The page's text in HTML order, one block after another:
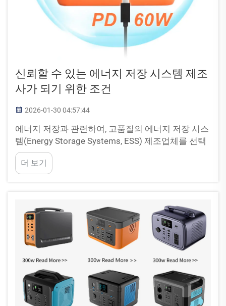
신뢰할 수 있는 에너지 저장 시스템 제조
사가 되기 위한 조건
2026-01-30 04:57:44
에너지 저장과 관련하여, 고품질의 에너지 저장 시스
템(Energy Storage Systems, ESS) 제조업체를 선택
해야 합니다. PUFA는 이 분야에서 많은 고객이 신뢰
하는 기업입니다. 에너지 저장 시스템은 우리가 전력
을 절약하고, 필요할 때 즉시 사용할 수 있도록 해줍
더 보기